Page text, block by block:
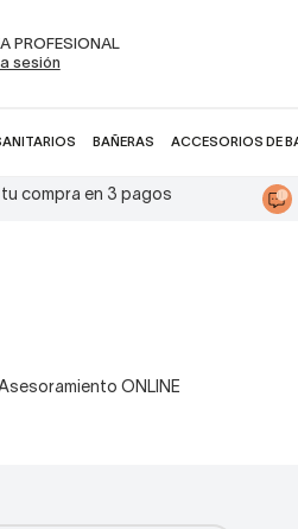
PROFESIONAL
sesión
BAÑERAS ACCESORIOS DE
tu compra en 3 pagos
ONLINE